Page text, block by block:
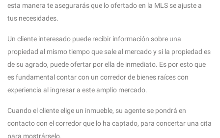
esta manera te asegurarás que lo ofertado en la MLS se ajuste a
tus necesidades.
Un cliente interesado puede recibir información sobre una
propiedad al mismo tiempo que sale al mercado y si la propiedad es
de su agrado, puede ofertar por ella de inmediato. Es por esto que
es fundamental contar con un corredor de bienes raíces con
experiencia al ingresar a este amplio mercado.
Cuando el cliente elige un inmueble, su agente se pondrá en
contacto con el corredor que lo ha captado, para concertar una cita
para mostrárselo.